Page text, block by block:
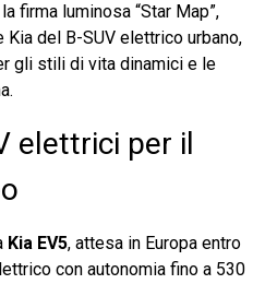
firma luminosa “Star Map”,
Kia del B-SUV elettrico urbano,
gli stili di vita dinamici e le
elettrici per il
Kia EV5, attesa in Europa entro
con autonomia fino a 530